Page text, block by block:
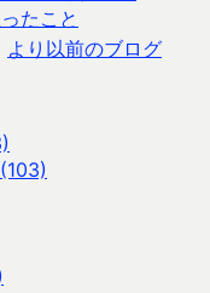
たこと
より以前のブログ